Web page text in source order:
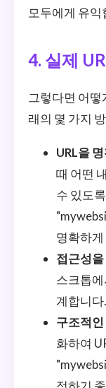
모두에게 유익
4. 실제
그렇다면 어떻
래의 몇 가지
URL을
때 어떤
수 있도
명확하
접근성
스크톱에
계합니다.
구조적
화하여